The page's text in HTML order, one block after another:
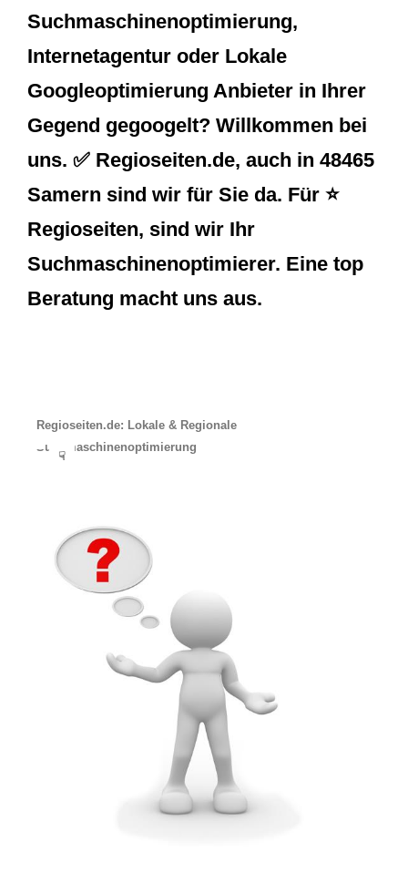
Suchmaschinenoptimierung,
Internetagentur oder Lokale
Googleoptimierung Anbieter in Ihrer
Gegend gegoogelt? Willkommen bei
uns. ✅ Regioseiten.de, auch in 48465
Samern sind wir für Sie da. Für ⭐
Regioseiten, sind wir Ihr
Suchmaschinenoptimierer. Eine top
Beratung macht uns aus.
Regioseiten.de: Lokale & Regionale
Suchmaschinenoptimierung
☟